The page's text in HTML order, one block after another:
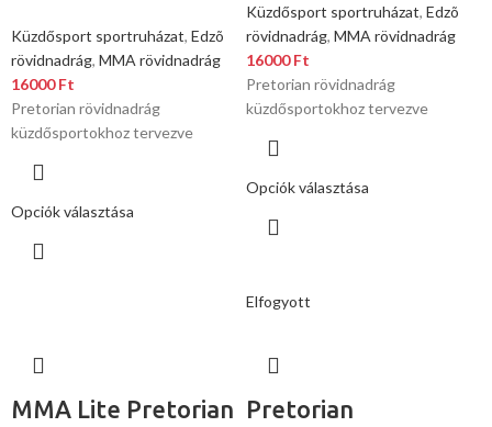
Küzdősport sportruházat, Edzõ
rövidnadrág, MMA rövidnadrág
16000Ft
Pretorian rövidnadrág
küzdősportokhoz tervezve
Opciók választása
Küzdősport sportruházat, Edzõ
rövidnadrág, MMA rövidnadrág
16000Ft
Pretorian rövidnadrág
küzdősportokhoz tervezve
Opciók választása
MMA Lite Pretorian
Elfogyott
Pretorian